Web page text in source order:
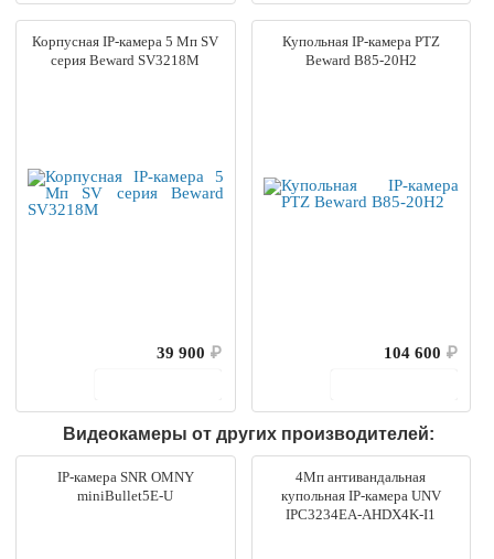
Корпусная IP-камера 5 Мп SV
серия Beward SV3218M
39 900 ₽
Купольная IP-камера PTZ
Beward B85-20H2
104 600 ₽
Видеокамеры от других производителей:
IP-камера SNR OMNY
miniBullet5E-U
4Мп антивандальная
купольная IP-камера UNV
IPC3234EA-AHDX4K-I1